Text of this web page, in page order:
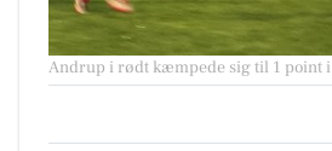
Andrup i rødt kæmpede sig til 1 point